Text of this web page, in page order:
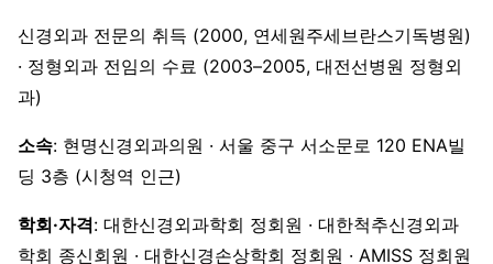
신경외과 전문의 취득 (2000, 연세원주세브란스기독병원)
· 정형외과 전임의 수료 (2003–2005, 대전선병원 정형외
과)
소속: 현명신경외과의원 · 서울 중구 서소문로 120 ENA빌
딩 3층 (시청역 인근)
학회·자격: 대한신경외과학회 정회원 · 대한척추신경외과
학회 종신회원 · 대한신경손상학회 정회원 · AMISS 정회원